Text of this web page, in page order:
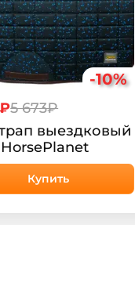
-10%
5 673₽
выездковый
Купить